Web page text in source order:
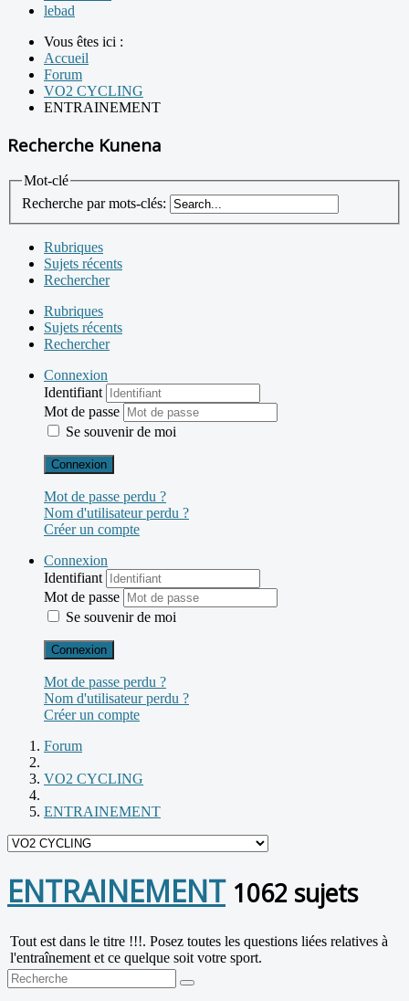
lebad
Vous êtes ici :
Accueil
Forum
VO2 CYCLING
ENTRAINEMENT
Recherche Kunena
Mot-clé
Recherche par mots-clés:
Rubriques
Sujets récents
Rechercher
Rubriques
Sujets récents
Rechercher
Connexion
Identifiant
Mot de passe
Se souvenir de moi
Connexion
Mot de passe perdu ?
Nom d'utilisateur perdu ?
Créer un compte
Connexion
Identifiant
Mot de passe
Se souvenir de moi
Connexion
Mot de passe perdu ?
Nom d'utilisateur perdu ?
Créer un compte
Forum
VO2 CYCLING
ENTRAINEMENT
ENTRAINEMENT 1062 sujets
Tout est dans le titre !!!. Posez toutes les questions liées relatives à
l'entraînement et ce quelque soit votre sport.